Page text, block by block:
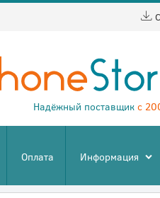
Надёжный поставщик с
Оплата Информация